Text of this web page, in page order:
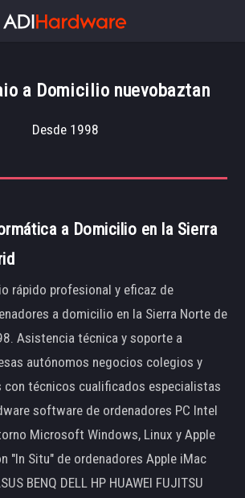
a Domicilio nuevobaztan
Desde 1998
a Domicilio en la Sierra
rápido profesional y eficaz de
a domicilio en la Sierra Norte de
Asistencia técnica y soporte a
autónomos negocios colegios y
con técnicos cualificados especialistas
software de ordenadores PC Intel
Microsoft Windows, Linux y Apple
"In Situ" de ordenadores Apple iMac
BENQ DELL HP HUAWEI FUJITSU